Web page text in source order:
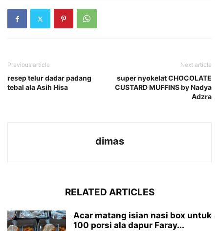
Previous article
resep telur dadar padang
tebal ala Asih Hisa
Next article
super nyokelat CHOCOLATE
CUSTARD MUFFINS by Nadya
Adzra
dimas
RELATED ARTICLES
Acar matang isian nasi box untuk
100 porsi ala dapur Faray...